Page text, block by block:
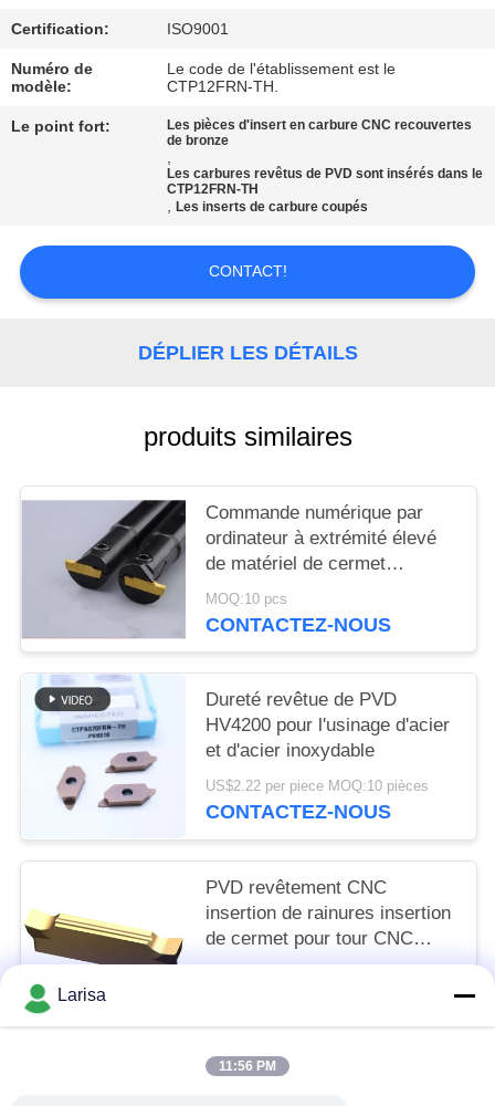
NOUVELLES
DEMANDEZ
UN DEVIS
SITE
POLITIQUE
Certification: ISO9001
Numéro de
modèle:
Le code de l'établissement est le
CTP12FRN-TH.
Le point fort:
Les pièces d'insert en carbure CNC recouvertes
de bronze
,
Les carbures revêtus de PVD sont insérés dans le
CTP12FRN-TH
,Les inserts de carbure coupés
CONTACT!
DÉPLIER LES DÉTAILS
produits similaires
Commande numérique par
ordinateur à extrémité élevé
de matériel de cermet
cannelant le service d'ODM
de catégorie d'OIN de
MOQ:10 pcs
CONTACTEZ-NOUS
Dureté revêtue de PVD
HV4200 pour l'usinage d'acier
et d'acier inoxydable
US$2.22 per piece MOQ:10 pièces
CONTACTEZ-NOUS
PVD revêtement CNC
insertion de rainures insertion
de cermet pour tour CNC
Longue durée de vie MGGN
Larisa
11:56 PM